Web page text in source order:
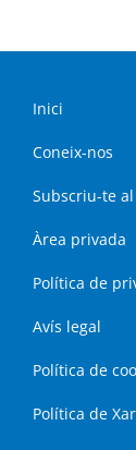
Inici
Coneix-nos
Subscriu-te
Àrea privada
Política de
Avís legal
Política de
Política de